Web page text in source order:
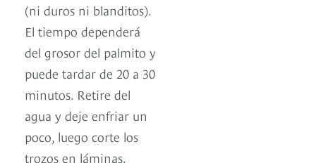
(ni duros ni blanditos).
El tiempo dependerá
del grosor del palmito y
puede tardar de 20 a 30
minutos. Retire del
agua y deje enfriar un
poco, luego corte los
trozos en láminas.